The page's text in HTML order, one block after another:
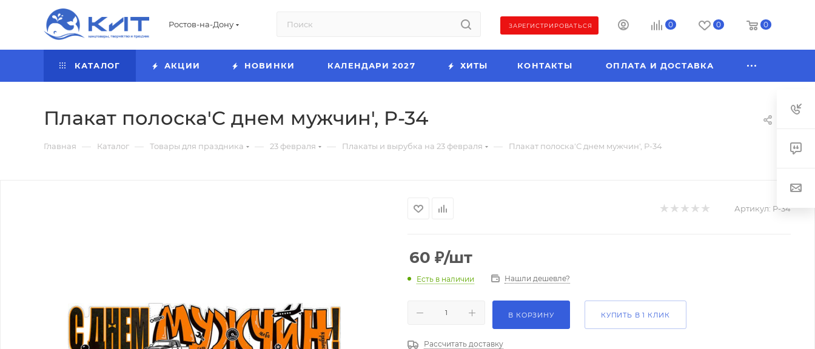
Ростов-на-Дону ЗАРЕГИСТРИРОВАТЬСЯ 0 0 0
КАТАЛОГ АКЦИИ НОВИНКИ КАЛЕНДАРИ 2027 ХИТЫ КОНТАКТЫ ОПЛАТА И ДОСТАВКА
Плакат полоска'С днем мужчин', P-34
Главная — Каталог — Товары для праздника — 23 февраля — Плакаты и вырубка на 23 февраля — Плакат полоска'С днем мужчин', P-34
Артикул: P-34
60 ₽/шт
Есть в наличии Нашли дешевле?
В КОРЗИНУ КУПИТЬ В 1 КЛИК
Рассчитать доставку